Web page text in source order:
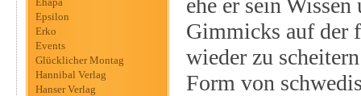
Epsilon
Erko
Events
Glücklicher Montag
Hannibal Verlag
Hanser Verlag
ehe er sein
Gimmicks auf der
wieder zu
Form von